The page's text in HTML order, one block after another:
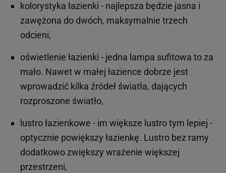
kolorystyka łazienki - najlepsza będzie jasna i
zawężona do dwóch, maksymalnie trzech
odcieni,
oświetlenie łazienki - jedna lampa sufitowa to za
mało. Nawet w małej łazience dobrze jest
wprowadzić kilka źródeł światła, dających
rozproszone światło,
lustro łazienkowe - im większe lustro tym lepiej -
optycznie powiększy łazienkę. Lustro bez ramy
dodatkowo zwiększy wrażenie większej
przestrzeni,